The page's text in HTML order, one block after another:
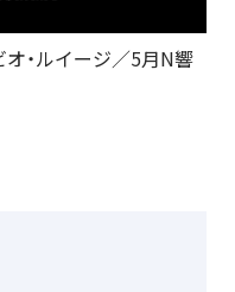
オ・ルイージ／5月N響